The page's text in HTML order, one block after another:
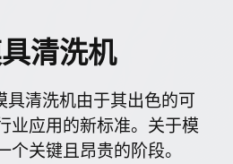
清洗机
具清洗机由于其出色的可
业应用的新标准。关于模
关键且昂贵的阶段。